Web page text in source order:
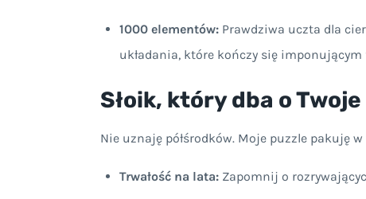
1000 elementów: Prawdziwa uczta dla
układania, które kończy się
Słoik, który dba o
Nie uznaję półśrodków. Moje puzzle pakuję w
Trwałość na lata: Zapomnij o